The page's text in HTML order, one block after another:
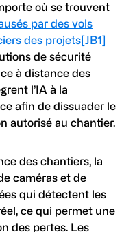
où se trouvent
par des vols
des projets[JB1]
de sécurité
à distance des
l’IA à la
afin de dissuader le
autorisé au chantier.
des chantiers, la
caméras et de
qui détectent les
ce qui permet une
des pertes. Les